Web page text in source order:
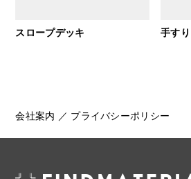
スロープデッキ 手すり
会社案内 ／ プライバシーポリシー